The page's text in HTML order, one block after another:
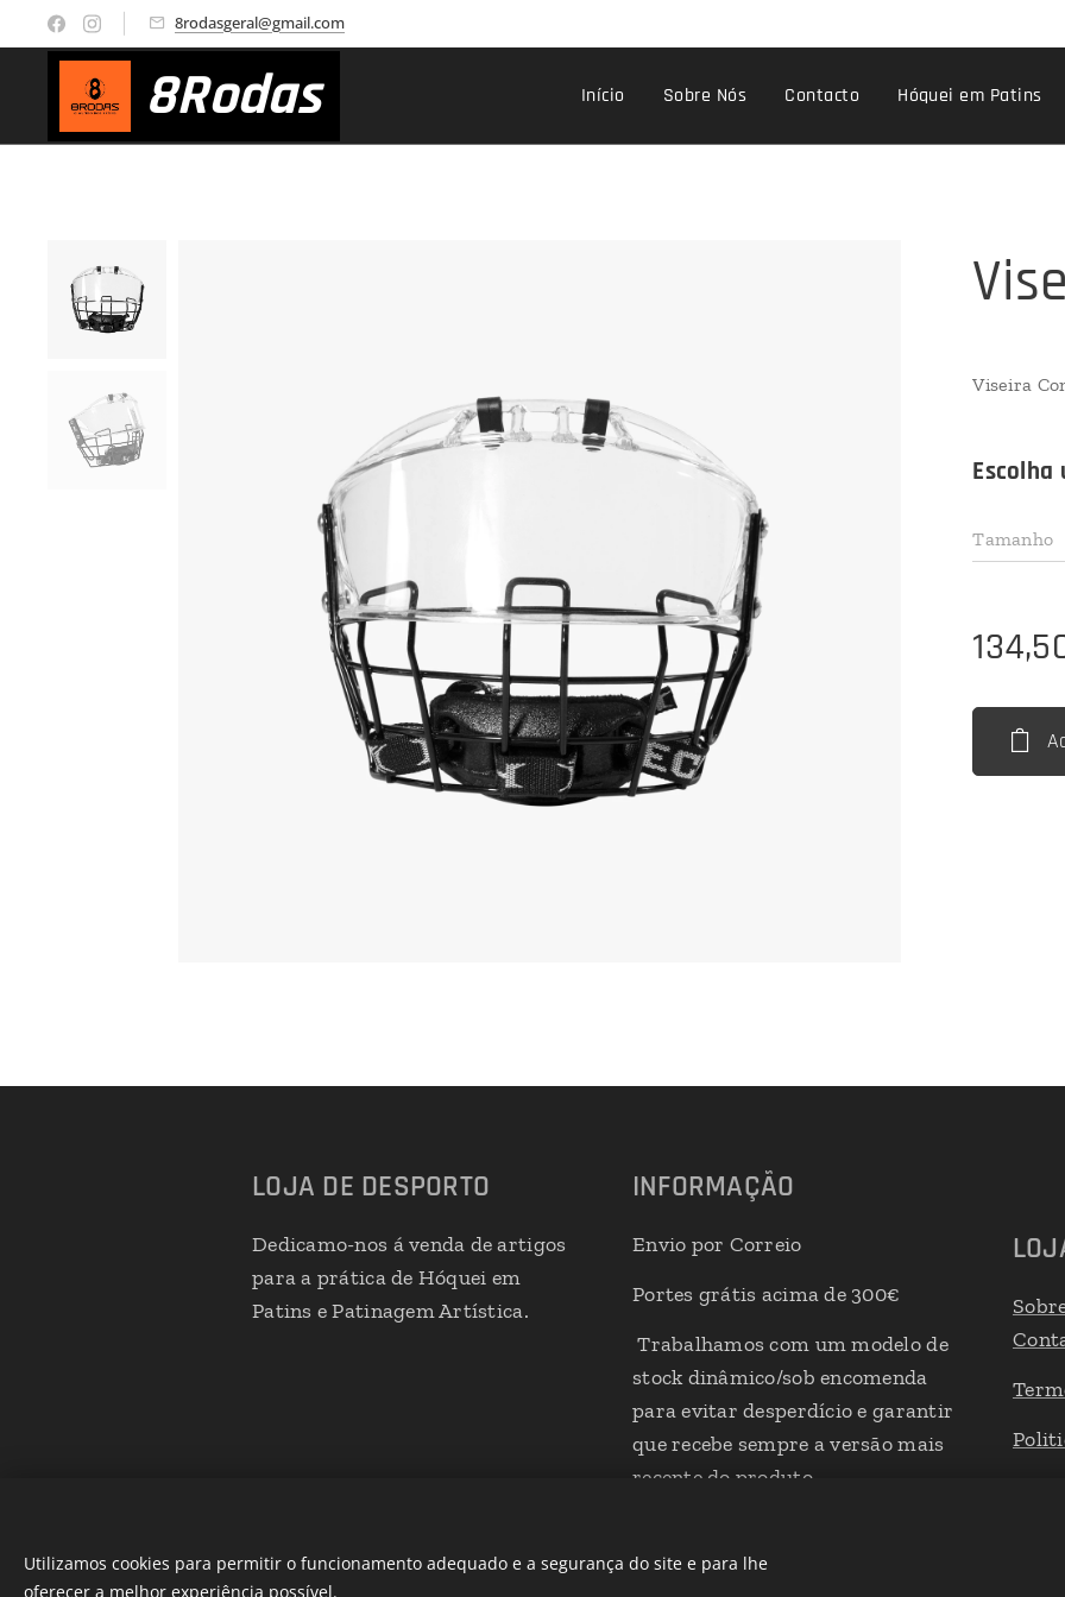
8rodasgeral@gmail.com
8Rodas Início Sobre Nós Contacto Hóquei em Patins
Viseira
Escolha
Tamanho
LOJA DE DESPORTO
Dedicamo-nos á venda de artigos
para a prática de Hóquei em
Patins e Patinagem Artística.
INFORMAÇÃO
Envio por Correio
Portes grátis acima de 300€
Trabalhamos com um modelo de
stock dinâmico/sob encomenda
para evitar desperdício e garantir
que recebe sempre a versão mais
recente do produto
Utilizamos cookies para permitir o funcionamento adequado e a segurança do site e para lhe
oferecer a melhor experiência possível.